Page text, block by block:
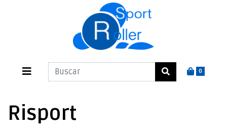
0
Risport